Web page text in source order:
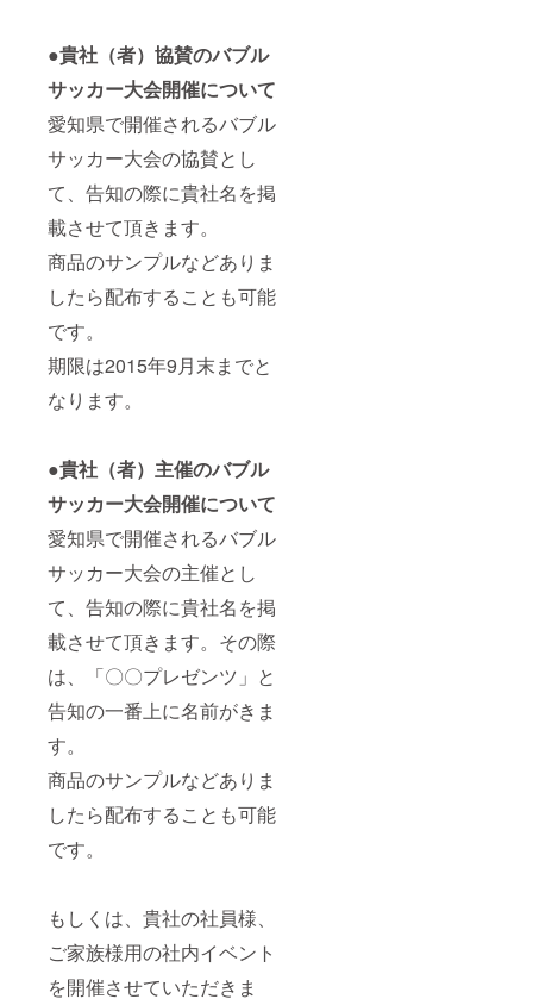
●貴社（者）協賛のバブル
サッカー大会開催について
愛知県で開催されるバブル
サッカー大会の協賛とし
て、告知の際に貴社名を掲
載させて頂きます。
商品のサンプルなどありま
したら配布することも可能
です。
期限は2015年9月末までと
なります。
●貴社（者）主催のバブル
サッカー大会開催について
愛知県で開催されるバブル
サッカー大会の主催とし
て、告知の際に貴社名を掲
載させて頂きます。その際
は、「〇〇プレゼンツ」と
告知の一番上に名前がきま
す。
商品のサンプルなどありま
したら配布することも可能
です。
もしくは、貴社の社員様、
ご家族様用の社内イベント
を開催させていただきま